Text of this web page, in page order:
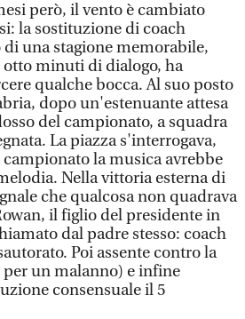
però, il vento è cambiato
la sostituzione di coach
una stagione memorabile,
minuti di dialogo, ha
qualche bocca. Al suo posto
dopo un'estenuante attesa
del campionato, a squadra
La piazza s'interrogava,
la musica avrebbe
Nella vittoria esterna di
che qualcosa non quadrava
il figlio del presidente in
dal padre stesso: coach
Poi assente contro la
un malanno) e infine
consensuale il 5